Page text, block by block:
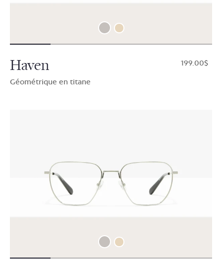
Haven
Géométrique en titane
$199.00